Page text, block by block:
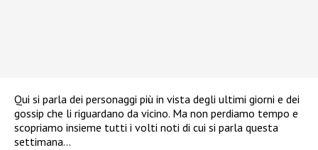
Qui si parla dei personaggi più in vista degli ultimi giorni e dei
gossip che li riguardano da vicino. Ma non perdiamo tempo e
scopriamo insieme tutti i volti noti di cui si parla questa
settimana…